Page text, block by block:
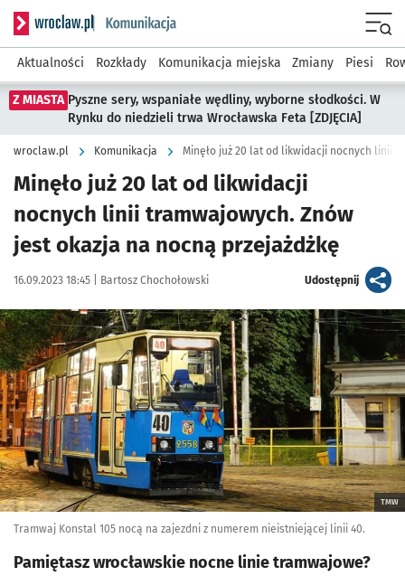
Serwis informacyjny wroclaw.pl podserwis: Komunikacja
Aktualności Rozkłady Komunikacja miejska Zmiany Piesi
Z MIASTA Pyszne sery, wspaniałe wędliny, wyborne słodkości. W
Rynku do niedzieli trwa Wrocławska Feta [ZDJĘCIA]
wroclaw.pl Komunikacja
Minęło już 20 lat od likwidacji
nocnych linii tramwajowych. Znów
jest okazja na nocną przejażdżkę
Data publikacji:
16.09.2023 18:45 | Autor:
Bartosz Chochołowski Udostępnijartykuł
Kliknij, aby powiększyć
TMW
Tramwaj Konstal 105 nocą na zajezdni z numerem nieistniejącej linii 40.
Pamiętasz wrocławskie nocne linie tramwajowe?